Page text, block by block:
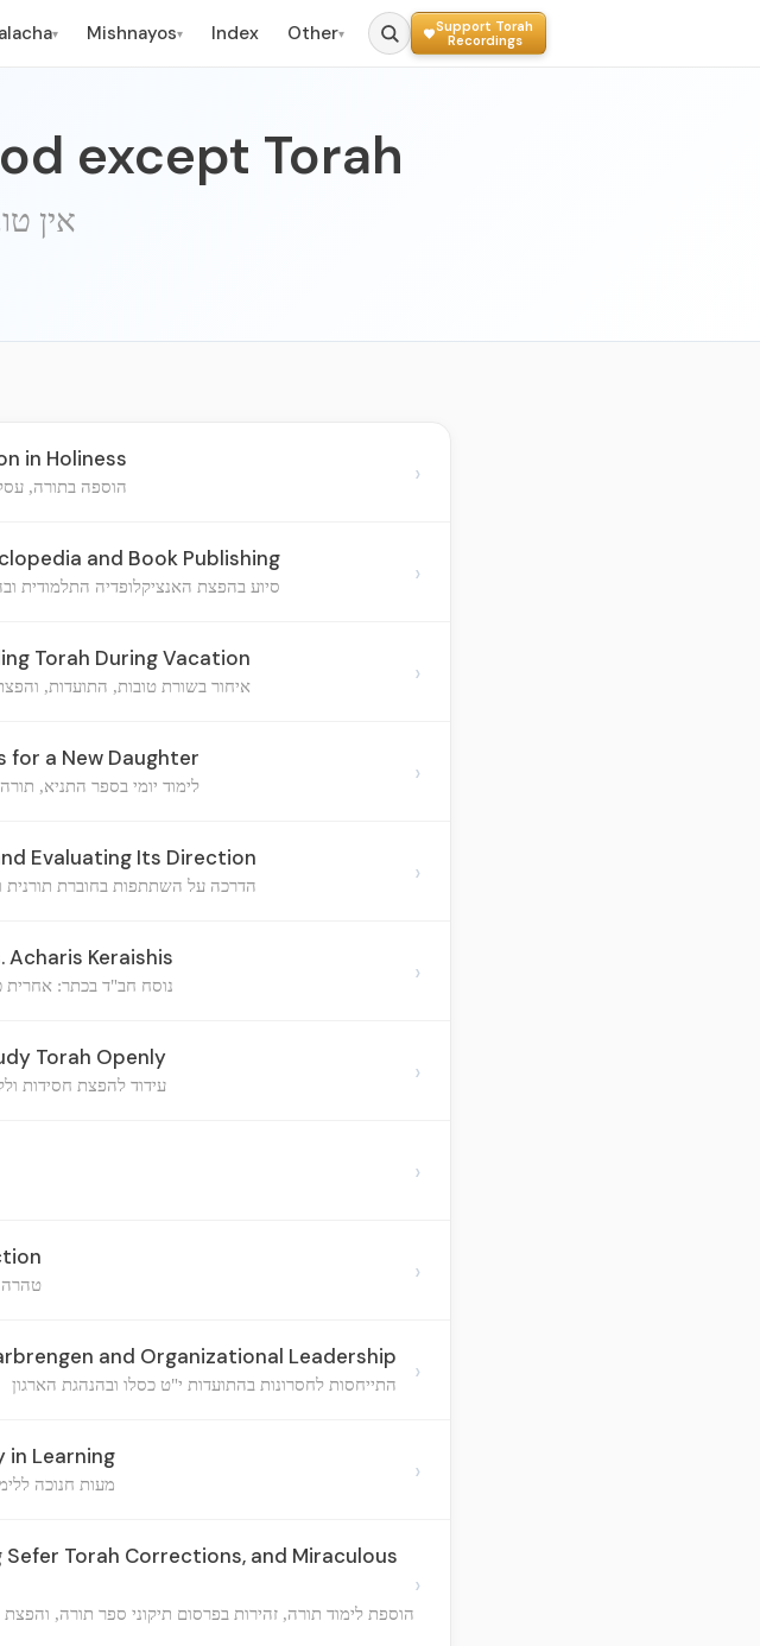
▾ Mishnayos▾ Index Other▾
Support Torah
Recordings
except Torah
אין
in Holiness
הוספה בתורה, ›
and Book Publishing
סיוע בהפצת האנציקלופדיה התלמודית ›
Torah During Vacation
איחור בשורת טובות, התועדות, ›
for a New Daughter
לימוד יומי בספר התניא, ›
Evaluating Its Direction
הדרכה על השתתפות בחוברת תורנית ›
Acharis Keraishis
נוסח חב"ד בכתר: ›
Torah Openly
עידוד להפצת חסידות ›
›
טהרה ›
and Organizational Leadership
התייחסות לחסרונות בהתועדות י"ט כסלו ובהנהגת הארגון ›
in Learning
מעות חנוכה ›
Torah Corrections, and Miraculous
הוספת לימוד תורה, זהירות בפרסום תיקוני ספר תורה, והפצת
›